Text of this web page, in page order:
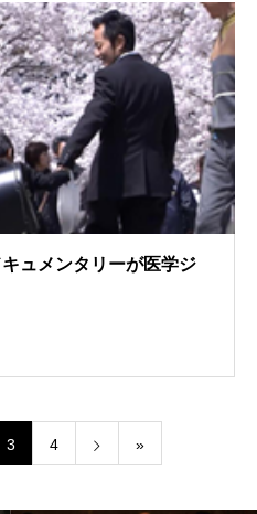
ュメンタリーが医学ジ
3 4 »